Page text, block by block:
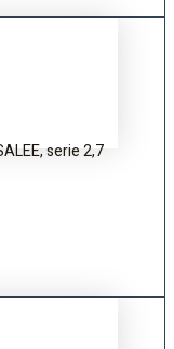
serie 2,7